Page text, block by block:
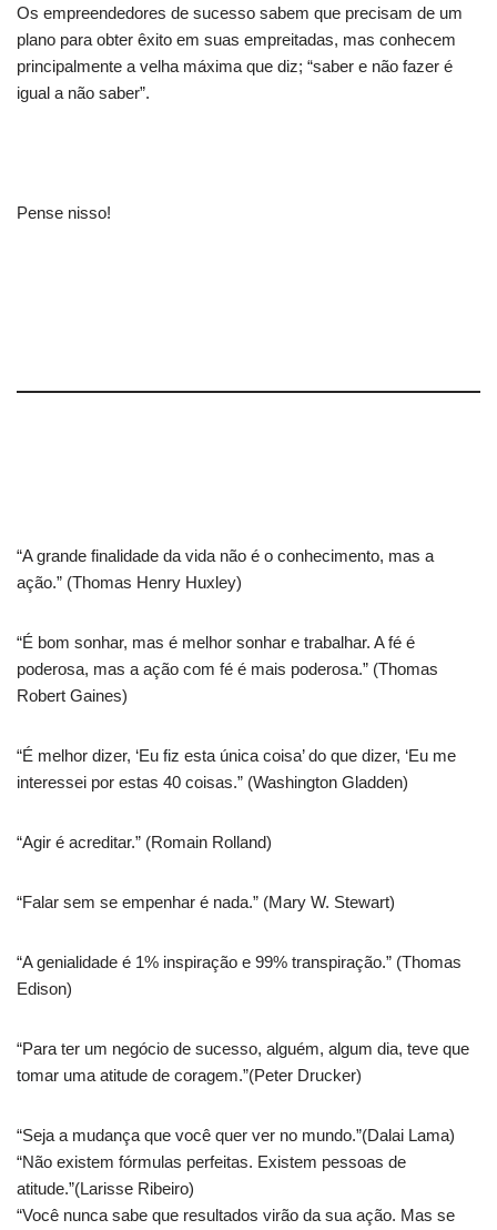
Os empreendedores de sucesso sabem que precisam de um
plano para obter êxito em suas empreitadas, mas conhecem
principalmente a velha máxima que diz; “saber e não fazer é
igual a não saber”.
Pense nisso!
“A grande finalidade da vida não é o conhecimento, mas a
ação.” (Thomas Henry Huxley)
“É bom sonhar, mas é melhor sonhar e trabalhar. A fé é
poderosa, mas a ação com fé é mais poderosa.” (Thomas
Robert Gaines)
“É melhor dizer, ‘Eu fiz esta única coisa’ do que dizer, ‘Eu me
interessei por estas 40 coisas.” (Washington Gladden)
“Agir é acreditar.” (Romain Rolland)
“Falar sem se empenhar é nada.” (Mary W. Stewart)
“A genialidade é 1% inspiração e 99% transpiração.” (Thomas
Edison)
“Para ter um negócio de sucesso, alguém, algum dia, teve que
tomar uma atitude de coragem.”(Peter Drucker)
“Seja a mudança que você quer ver no mundo.”(Dalai Lama)
“Não existem fórmulas perfeitas. Existem pessoas de
atitude.”(Larisse Ribeiro)
“Você nunca sabe que resultados virão da sua ação. Mas se